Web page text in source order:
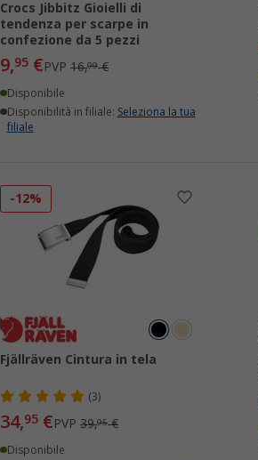
Crocs Jibbitz Gioielli di
tendenza per scarpe in
confezione da 5 pezzi
9,95 €PVP16,99€
Disponibile
Disponibilità in filiale: Seleziona la tua
filiale
-12%
Fjällräven Cintura in tela
(3)
34,95 €PVP39,95€
Disponibile